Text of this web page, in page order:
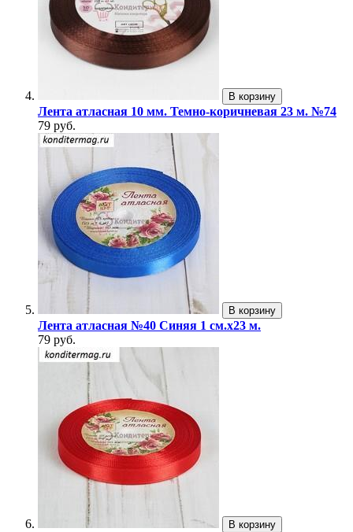
В корзину
Лента атласная 10 мм. Темно-коричневая 23 м. №74
79 руб.
В корзину
Лента атласная №40 Синяя 1 см.х23 м.
79 руб.
В корзину